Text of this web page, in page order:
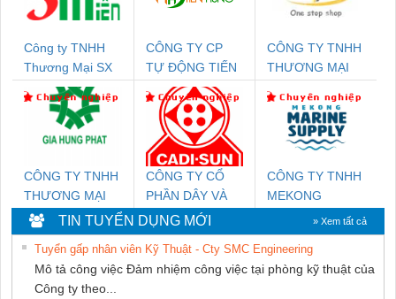
Công ty TNHH
Thương Mại SX
Ba Miền
CÔNG TY CP
TỰ ĐỘNG TIẾN
HƯNG
CÔNG TY TNHH
THƯƠNG MẠI
NAM
CÔNG TY TNHH
THƯƠNG MẠI
DỊCH VỤ KỸ
THUẬT ĐIỆN CƠ
GIA HƯNG PHÁT
CÔNG TY CỔ
PHẦN DÂY VÀ
CÁP ĐIỆN
THƯỢNG ĐÌNH
CÔNG TY TNHH
MEKONG
SUPPLY
TIN TUYỂN DỤNG MỚI » Xem tất cả
Tuyển gấp nhân viên Kỹ Thuật - Cty SMC Engineering
Mô tả công việc Đảm nhiệm công việc tại phòng kỹ thuật của
Công ty theo...